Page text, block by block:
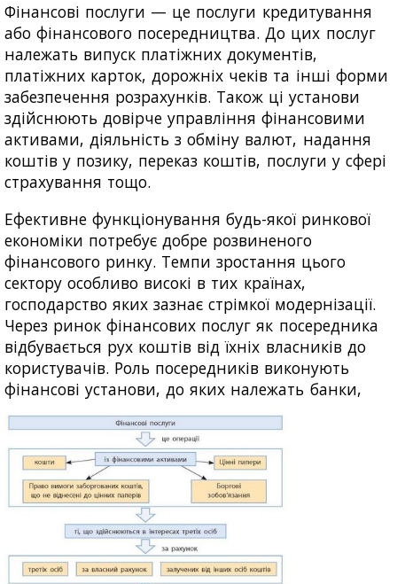
Фінансові послуги — це послуги кредитування
або фінансового посередництва. До цих послуг
належать випуск платіжних документів,
платіжних карток, дорожніх чеків та інші форми
забезпечення розрахунків. Також ці установи
здійснюють довірче управління фінансовими
активами, діяльність з обміну валют, надання
коштів у позику, переказ коштів, послуги у сфері
страхування тощо.
Ефективне функціонування будь-якої ринкової
економіки потребує добре розвиненого
фінансового ринку. Темпи зростання цього
сектору особливо високі в тих країнах,
господарство яких зазнає стрімкої модернізації.
Через ринок фінансових послуг як посередника
відбувається рух коштів від їхніх власників до
користувачів. Роль посередників виконують
фінансові установи, до яких належать банки,